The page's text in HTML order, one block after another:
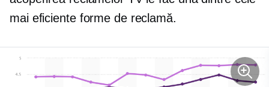
mai eficiente forme de reclamă.